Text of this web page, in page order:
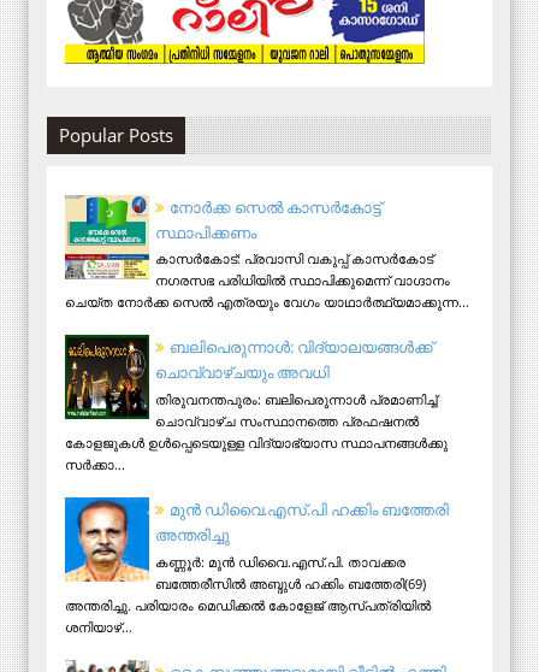
Popular Posts
നോര്‍ക്ക സെല്‍ കാസര്‍കോട്ട്
സ്ഥാപിക്കണം
കാസര്‍കോട്: പ്രവാസി വകുപ്പ് കാസര്‍കോട്
നഗരസഭ പരിധിയില്‍ സ്ഥാപിക്കുമെന്ന് വാഗ്ദാനം
ചെയ്ത നോര്‍ക്ക സെല്‍ എത്രയും വേഗം യാഥാര്‍ത്ഥ്യമാക്കുന്ന...
ബലിപെരുന്നാള്‍: വിദ്യാലയങ്ങള്‍ക്ക്
ചൊവ്വാഴ്ചയും അവധി
തിരുവനന്തപുരം: ബലിപെരുന്നാള്‍ പ്രമാണിച്ച്
ചൊവ്വാഴ്ച സംസ്ഥാനത്തെ പ്രഫഷനല്‍
കോളജുകള്‍ ഉള്‍പ്പെടെയുള്ള വിദ്യാഭ്യാസ സ്ഥാപനങ്ങള്‍ക്കു
സര്‍ക്കാ...
മുന്‍ ഡിവൈ.എസ്.പി ഹക്കിം ബത്തേരി
അന്തരിച്ചു
കണ്ണൂര്‍: മുന്‍ ഡിവൈ.എസ്.പി. താവക്കര
ബത്തേരീസില്‍ അബ്ദുള്‍ ഹക്കിം ബത്തേരി(69)
അന്തരിച്ചു. പരിയാരം മെഡിക്കല്‍ കോളേജ് ആസ്​പത്രിയില്‍
ശനിയാഴ്...